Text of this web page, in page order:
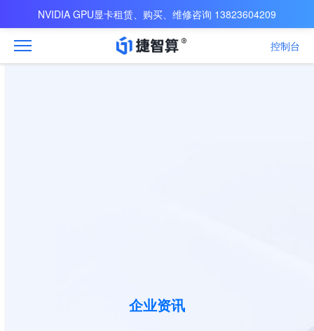
NVIDIA GPU显卡租赁、购买、维修咨询 13823604209
控制台
企业资讯